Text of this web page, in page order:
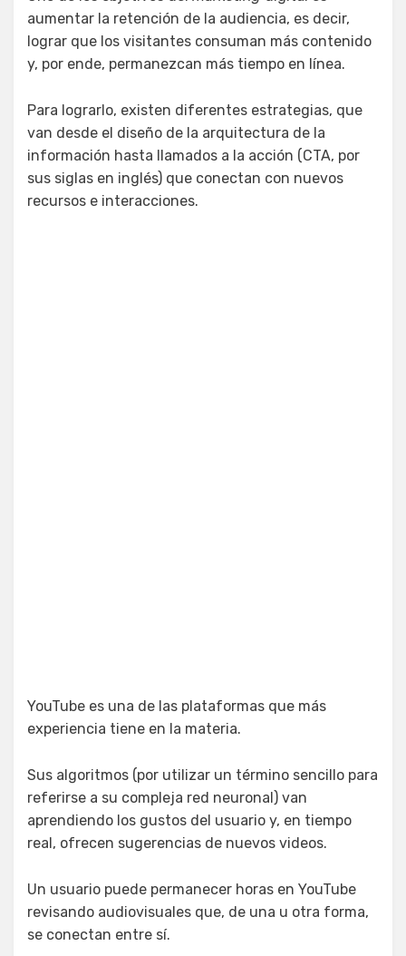
aumentar la retención de la audiencia, es decir,
lograr que los visitantes consuman más contenido
y, por ende, permanezcan más tiempo en línea.
Para lograrlo, existen diferentes estrategias, que
van desde el diseño de la arquitectura de la
información hasta llamados a la acción (CTA, por
sus siglas en inglés) que conectan con nuevos
recursos e interacciones.
YouTube es una de las plataformas que más
experiencia tiene en la materia.
Sus algoritmos (por utilizar un término sencillo para
referirse a su compleja red neuronal) van
aprendiendo los gustos del usuario y, en tiempo
real, ofrecen sugerencias de nuevos videos.
Un usuario puede permanecer horas en YouTube
revisando audiovisuales que, de una u otra forma,
se conectan entre sí.